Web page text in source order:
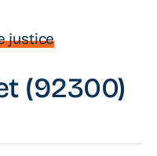
justice
(92300)